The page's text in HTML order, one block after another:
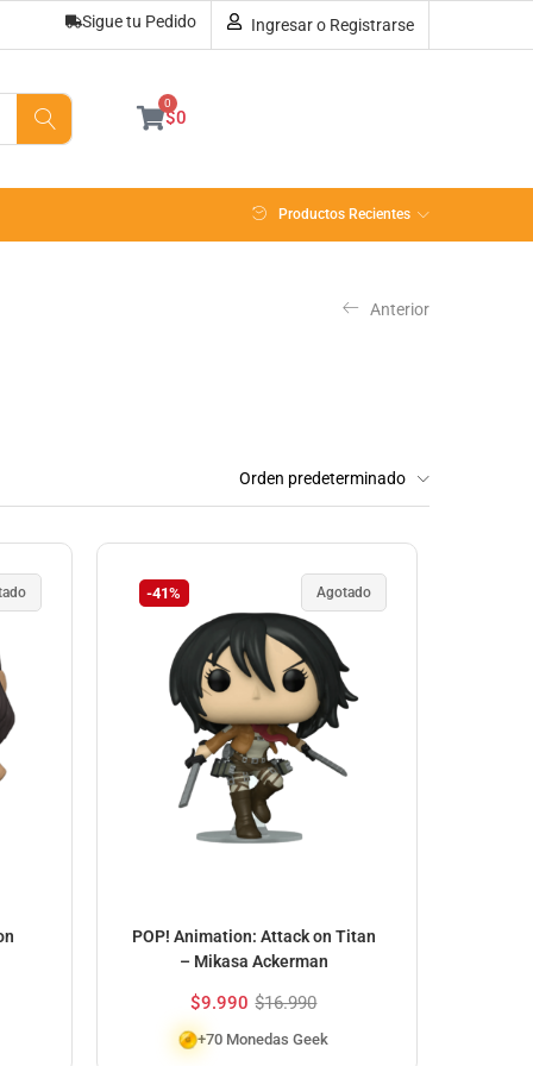
Sigue tu Pedido Ingresar o Registrarse
$0
0
Productos Recientes
Anterior
Orden predeterminado
-41% Agotado
POP! Animation: Attack on Titan
– Mikasa Ackerman
$9.990 $16.990
+70 Monedas Geek